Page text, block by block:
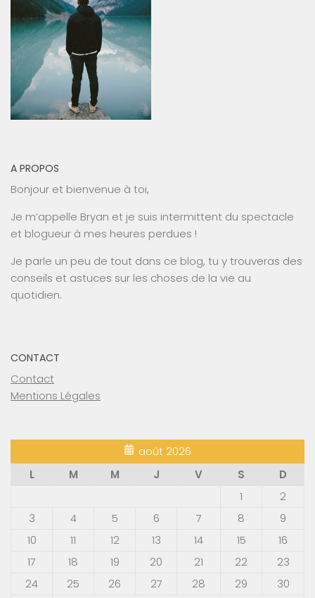
A PROPOS
Bonjour et bienvenue à toi,
Je m’appelle Bryan et je suis intermittent du spectacle
et blogueur à mes heures perdues !
Je parle un peu de tout dans ce blog, tu y trouveras des
conseils et astuces sur les choses de la vie au
quotidien.
CONTACT
Contact
Mentions Légales
août 2026
L
M M J V S
D
1
2
3
4 5 6 7 8
9
10
11 12 13 14 15
16
17
18 19 20 21 22
23
24
25 26 27 28 29
30